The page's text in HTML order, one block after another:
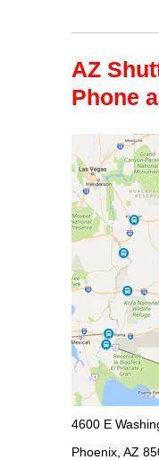
AZ
Phone
4600 E
Phoenix, AZ